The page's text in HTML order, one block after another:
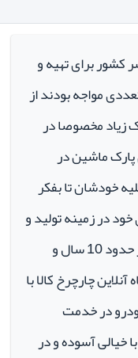
کشور برای تهیه و
مواجه بودند از
زیاد مخصوصا در
ماشین در
خودشان تا بفکر
خود در زمینه تولید و
فروش لوازم جانبی و اسپرت خودرو در حدود 10 سال و
چارچرخ کالا با
در خدمت
خیالی آسوده و در